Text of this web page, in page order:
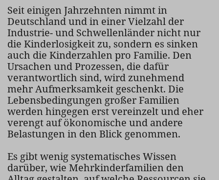
Seit einigen Jahrzehnten nimmt in
Deutschland und in einer Vielzahl der
Industrie- und Schwellenländer nicht nur
die Kinderlosigkeit zu, sondern es sinken
auch die Kinderzahlen pro Familie. Den
Ursachen und Prozessen, die dafür
verantwortlich sind, wird zunehmend
mehr Aufmerksamkeit geschenkt. Die
Lebensbedingungen großer Familien
werden hingegen erst vereinzelt und eher
verengt auf ökonomische und andere
Belastungen in den Blick genommen.
Es gibt wenig systematisches Wissen
darüber, wie Mehrkinderfamilien den